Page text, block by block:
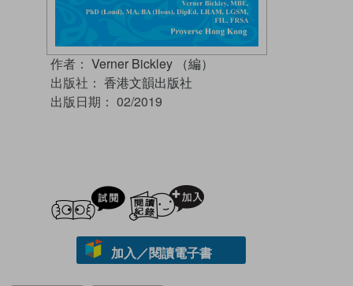
作者： Verner Bickley （編）
出版社： 香港文韻出版社
出版日期： 02/2019
試閲
加入／閱讀電子書